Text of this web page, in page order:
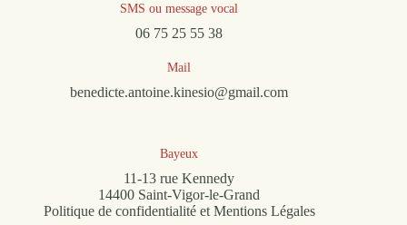
SMS ou message vocal
06 75 25 55 38
Mail
benedicte.antoine.kinesio@gmail.com
Bayeux
11-13 rue Kennedy
14400 Saint-Vigor-le-Grand
Politique de confidentialité et Mentions Légales